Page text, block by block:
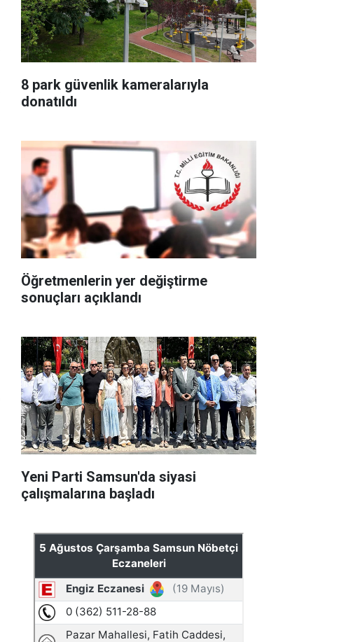
8 park güvenlik kameralarıyla
donatıldı
Öğretmenlerin yer değiştirme
sonuçları açıklandı
Yeni Parti Samsun'da siyasi
çalışmalarına başladı